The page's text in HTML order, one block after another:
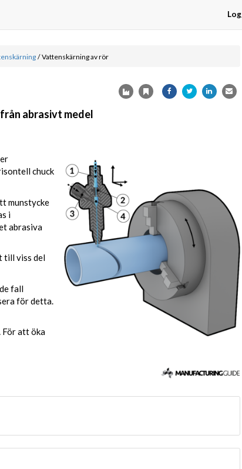
/ Vattenskärning av rör
abrasivt medel
chuck
munstycke
i
abrasiva
till viss del
fall
för detta.
För att öka